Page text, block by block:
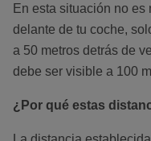
En esta situación no
delante de tu coche,
a 50 metros detrás de
debe ser visible a 100
¿Por qué estas